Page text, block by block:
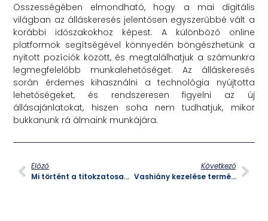
Összességében elmondható, hogy a mai digitális
világban az álláskeresés jelentősen egyszerűbbé vált a
korábbi időszakokhoz képest. A különböző online
platformok segítségével könnyedén böngészhetünk a
nyitott pozíciók között, és megtalálhatjuk a számunkra
legmegfelelőbb munkalehetőséget. Az álláskeresés
során érdemes kihasználni a technológia nyújtotta
lehetőségeket, és rendszeresen figyelni az új
állásajánlatokat, hiszen soha nem tudhatjuk, mikor
bukkanunk rá álmaink munkájára.
Előző
Mi történt a titokzatosan eltűnt inuit közösséggel?
Következő
Vashiány kezelése természetesen: mit tehetsz otthon a vasraktáraid feltöltéséért?